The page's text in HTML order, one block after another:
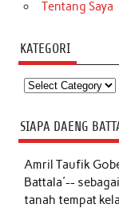
Tentang Saya
KATEGORI
Kategori
SIAPA DAENG
Amril Taufik
Battala'--
tanah tempat